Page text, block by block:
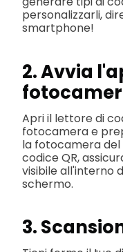
personalizzarli,
smartphone!
2. Avvia
Apri il lettore di
fotocamera e
la fotocamera del
codice QR,
visibile all'interno
schermo.
3.